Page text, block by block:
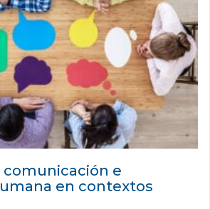
comunicación e
en contextos